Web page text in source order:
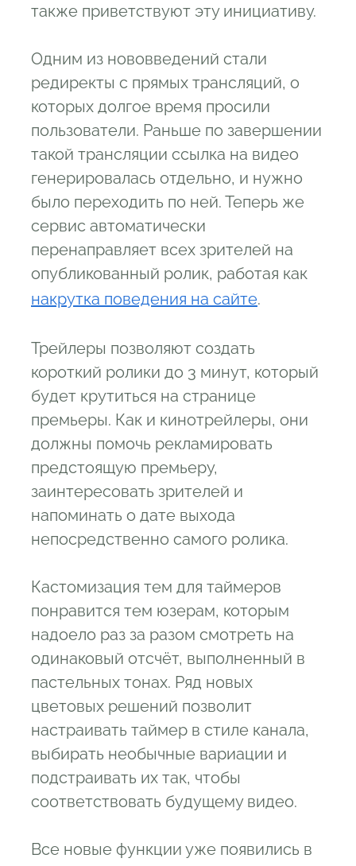
также приветствуют эту инициативу.
Одним из нововведений стали
редиректы с прямых трансляций, о
которых долгое время просили
пользователи. Раньше по завершении
такой трансляции ссылка на видео
генерировалась отдельно, и нужно
было переходить по ней. Теперь же
сервис автоматически
перенаправляет всех зрителей на
опубликованный ролик, работая как
накрутка поведения на сайте.
Трейлеры позволяют создать
короткий ролики до 3 минут, который
будет крутиться на странице
премьеры. Как и кинотрейлеры, они
должны помочь рекламировать
предстоящую премьеру,
заинтересовать зрителей и
напоминать о дате выхода
непосредственно самого ролика.
Кастомизация тем для таймеров
понравится тем юзерам, которым
надоело раз за разом смотреть на
одинаковый отсчёт, выполненный в
пастельных тонах. Ряд новых
цветовых решений позволит
настраивать таймер в стиле канала,
выбирать необычные вариации и
подстраивать их так, чтобы
соответствовать будущему видео.
Все новые функции уже появились в